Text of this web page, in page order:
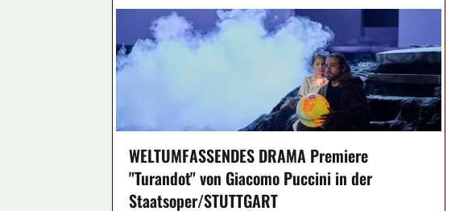
WELTUMFASSENDES DRAMA Premiere
"Turandot" von Giacomo Puccini in der
Staatsoper/STUTTGART